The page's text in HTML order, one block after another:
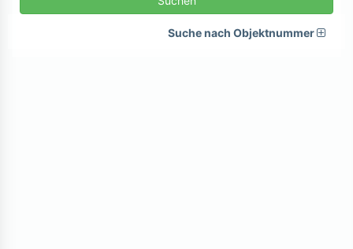
Suche nach Objektnummer